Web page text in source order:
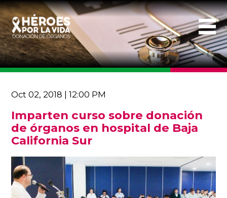
Oct 02, 2018 | 12:00 PM
Imparten curso sobre donación
de órganos en hospital de Baja
California Sur